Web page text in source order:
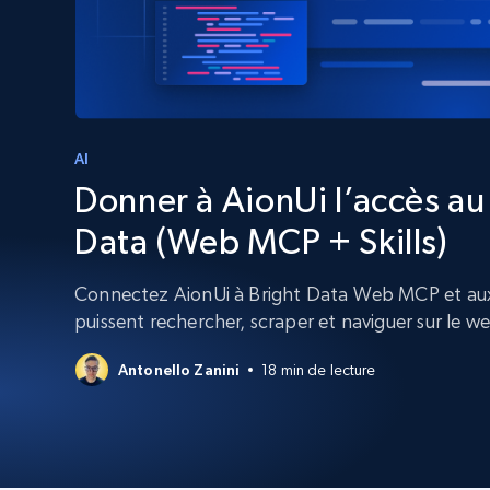
déblocage et hébergement intégrés
Proxys résidentiels 50% OFF
400M+ adresses IP mondiales
d’appareils pair réels
Proxys de datacenter
Proxys fiables et à haut débit pour
extraction de données efficace
INFRASTRUCTURE PROXY
Proxys
Proxys de ISP
Commence
partir de
$1.3/IP
AI
Donner à AionUi l’accès
Data (Web MCP + Skills)
Connectez AionUi à Bright Data Web MCP et
puissent rechercher, scraper et naviguer sur le
Antonello Zanini 18 min de lecture